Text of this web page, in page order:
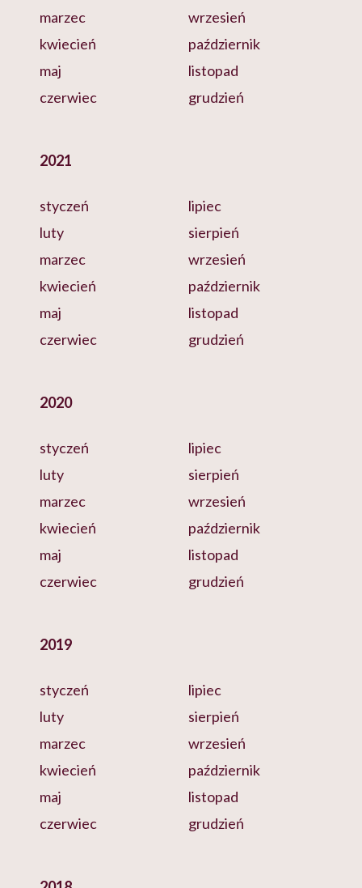
marzec
kwiecień
maj
czerwiec
wrzesień
październik
listopad
grudzień
2021
styczeń
luty
marzec
kwiecień
maj
czerwiec
lipiec
sierpień
wrzesień
październik
listopad
grudzień
2020
styczeń
luty
marzec
kwiecień
maj
czerwiec
lipiec
sierpień
wrzesień
październik
listopad
grudzień
2019
styczeń
luty
marzec
kwiecień
maj
czerwiec
lipiec
sierpień
wrzesień
październik
listopad
grudzień